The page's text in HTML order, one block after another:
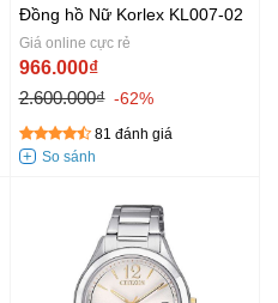
Đồng hồ Nữ Korlex KL007-02
Giá online cực rẻ
966.000₫
2.600.000₫ -62%
81 đánh giá